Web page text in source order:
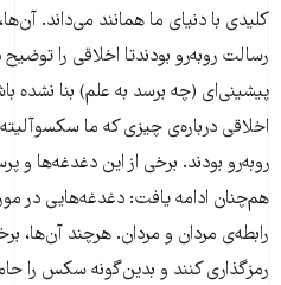
کلیدی با دنیای ما همانند می‌داند.
رسالت روبه‌رو بودندتا اخلاقی را
پیشینی‌ای (چه برسد به علم) بنا نشده
اخلاقی درباره‌ی چیزی که ما
هم‌چنان ادامه یافت: دغدغه‌‌هایی در
رابطه‌ی مردان و مردان. هرچند آن‌ها،
رمزگذاری کنند و بدین‌گونه سکس را